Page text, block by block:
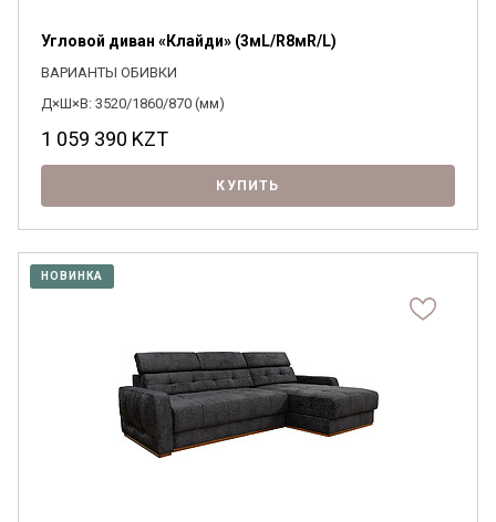
Угловой диван «Клайди» (3мL/R8мR/L)
ВАРИАНТЫ ОБИВКИ
Д×Ш×В: 3520/1860/870 (мм)
1 059 390 KZT
КУПИТЬ
НОВИНКА